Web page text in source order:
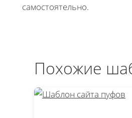
самостоятельно.
Похожие